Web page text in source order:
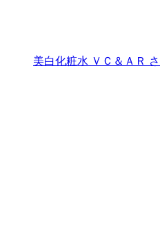
美白化粧水 ＶＣ＆ＡＲ